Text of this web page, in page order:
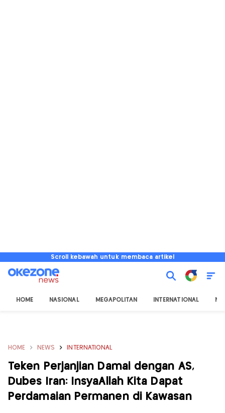
Scroll kebawah untuk membaca artikel
HOME NASIONAL MEGAPOLITAN INTERNATIONAL
HOME NEWS INTERNATIONAL
Teken Perjanjian Damai dengan AS,
Dubes Iran: InsyaAllah Kita Dapat
Perdamaian Permanen di Kawasan